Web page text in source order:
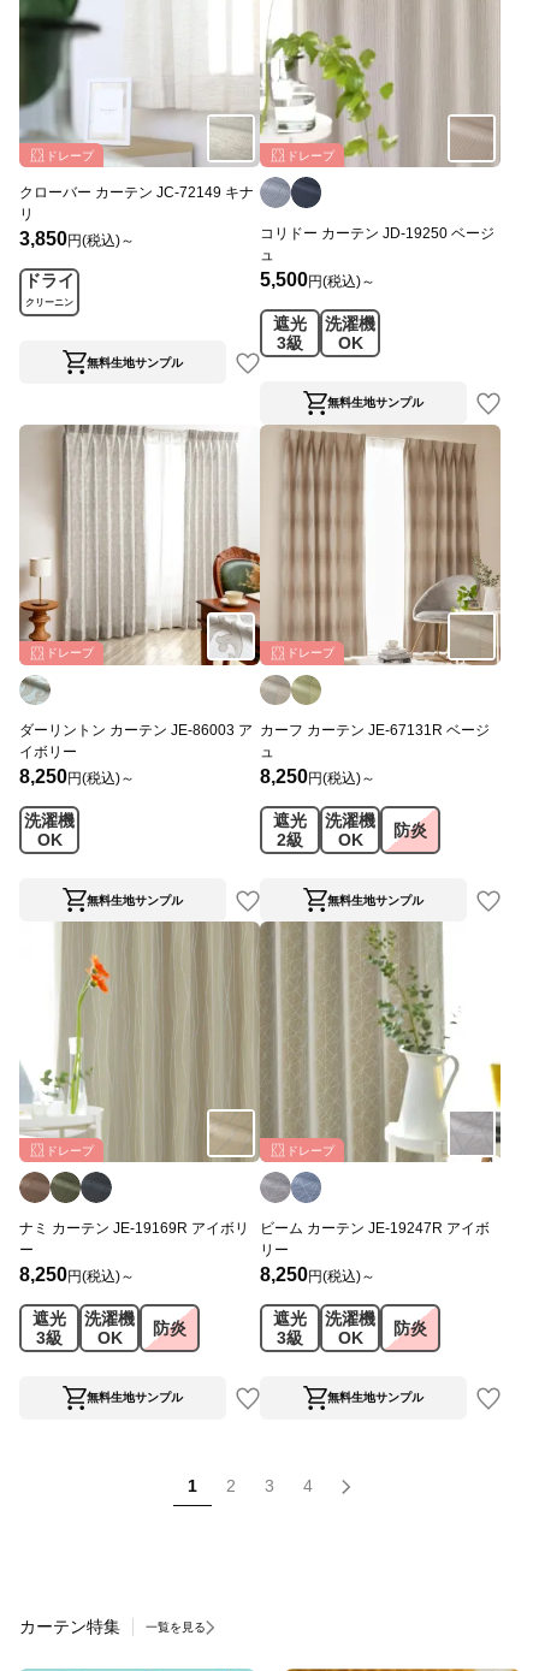
ドレープ
クローバー カーテン JC-72149 キナ
リ
3,850円(税込)～
ドライ
クリーニン
無料生地サンプル
ドレープ
コリドー カーテン JD-19250 ベージ
ュ
5,500円(税込)～
遮光
3級
洗濯機
OK
無料生地サンプル
ドレープ
ダーリントン カーテン JE-86003 ア
イボリー
8,250円(税込)～
洗濯機
OK
無料生地サンプル
ドレープ
カーフ カーテン JE-67131R ベージ
ュ
8,250円(税込)～
遮光
2級
洗濯機
OK
防炎
無料生地サンプル
ドレープ
ナミ カーテン JE-19169R アイボリ
ー
8,250円(税込)～
遮光
3級
洗濯機
OK
防炎
無料生地サンプル
ドレープ
ビーム カーテン JE-19247R アイボ
リー
8,250円(税込)～
遮光
3級
洗濯機
OK
防炎
無料生地サンプル
1 2 3 4
カーテン特集 一覧を見る